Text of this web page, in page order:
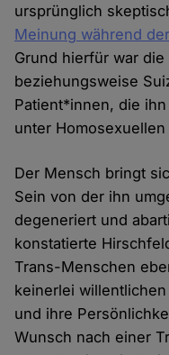
ursprünglich
Meinung während
Grund hierfür war
beziehungsweise
Patient*innen, die
unter
Der Mensch bringt
Sein von der ihn
degeneriert und
konstatierte
Trans-Menschen
keinerlei
und ihre
Wunsch nach einer